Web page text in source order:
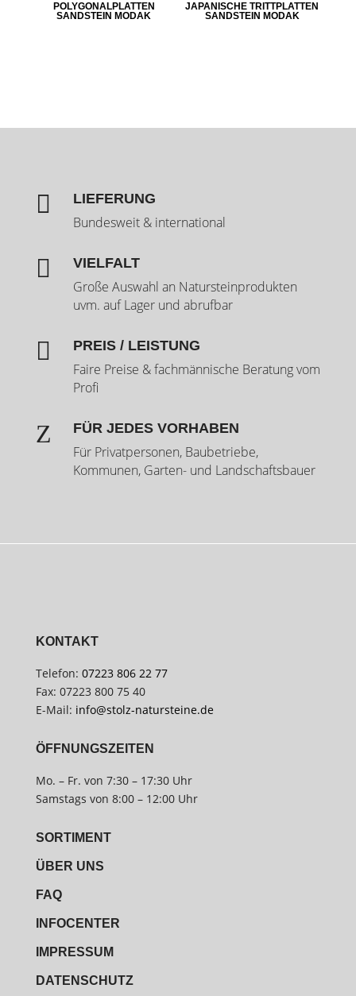
POLYGONALPLATTEN
SANDSTEIN MODAK
JAPANISCHE TRITTPLATTEN
SANDSTEIN MODAK
 LIEFERUNG
Bundesweit & international
 VIELFALT
Große Auswahl an Natursteinprodukten
uvm. auf Lager und abrufbar
 PREIS / LEISTUNG
Faire Preise & fachmännische Beratung vom
Profi
Z FÜR JEDES VORHABEN
Für Privatpersonen, Baubetriebe,
Kommunen, Garten- und Landschaftsbauer
KONTAKT
Telefon: 07223 806 22 77
Fax: 07223 800 75 40
E-Mail: info@stolz-natursteine.de
ÖFFNUNGSZEITEN
Mo. – Fr. von 7:30 – 17:30 Uhr
Samstags von 8:00 – 12:00 Uhr
SORTIMENT
ÜBER UNS
FAQ
INFOCENTER
IMPRESSUM
DATENSCHUTZ